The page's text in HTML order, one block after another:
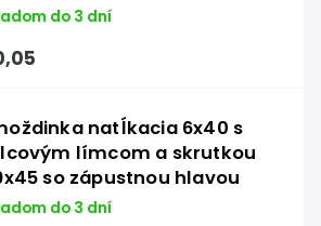
do 3 dní
natĺkacia 6x40 s
límcom a skrutkou
so zápustnou hlavou
do 3 dní